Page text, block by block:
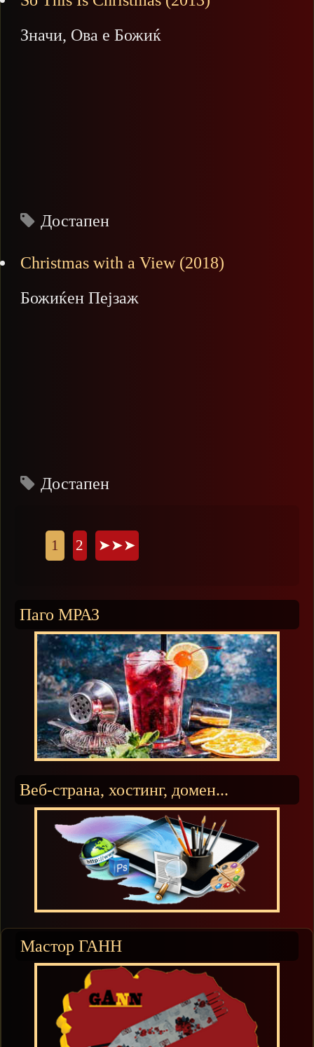
Значи, Ова е Божиќ
Достапен
Christmas with a View (2018)
Божиќен Пејзаж
Достапен
1 2 ➤➤➤
Паго МРАЗ
Веб-страна, хостинг, домен...
Мастор ГАНН